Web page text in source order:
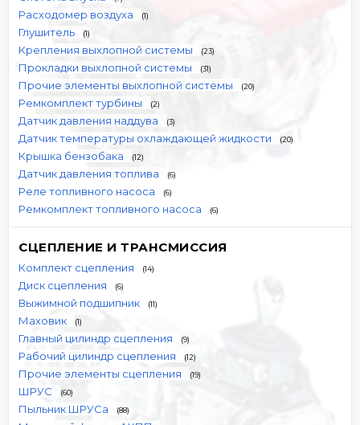
Расходомер воздуха (1)
Глушитель (1)
Крепления выхлопной системы (23)
Прокладки выхлопной системы (31)
Прочие элементы выхлопной системы (20)
Ремкомплект турбины (2)
Датчик давления наддува (3)
Датчик температуры охлаждающей жидкости (20)
Крышка бензобака (12)
Датчик давления топлива (6)
Реле топливного насоса (6)
Ремкомплект топливного насоса (6)
СЦЕПЛЕНИЕ И ТРАНСМИССИЯ
Комплект сцепления (14)
Диск сцепления (6)
Выжимной подшипник (11)
Маховик (1)
Главный цилиндр сцепления (9)
Рабочий цилиндр сцепления (12)
Прочие элементы сцепления (19)
ШРУС (60)
Пыльник ШРУСа (88)